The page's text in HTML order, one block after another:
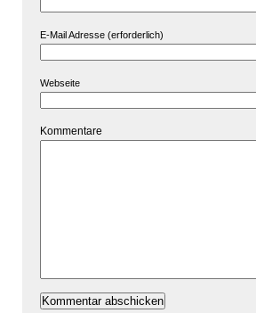
E-Mail Adresse (erforderlich)
Webseite
Kommentare